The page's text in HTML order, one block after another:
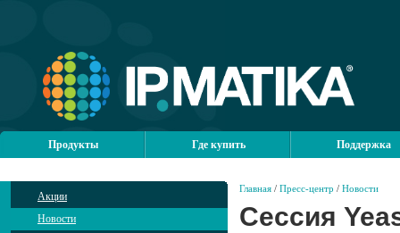
Продукты Где купить Поддержка
Акции
Новости
Главная / Пресс-центр / Новости
Сессия